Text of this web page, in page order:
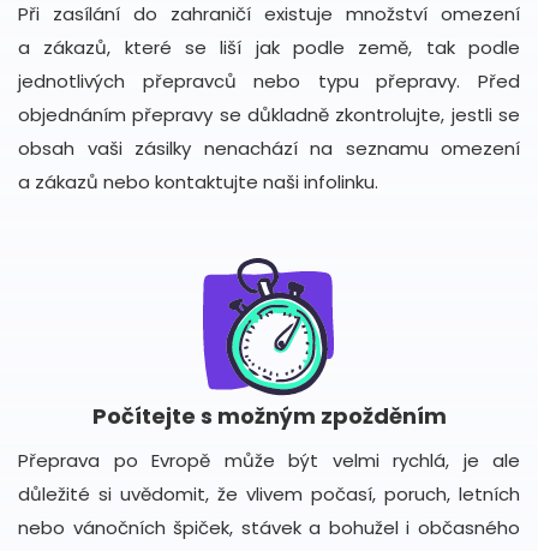
Při zasílání do zahraničí existuje množství omezení
a zákazů, které se liší jak podle země, tak podle
jednotlivých přepravců nebo typu přepravy. Před
objednáním přepravy se důkladně zkontrolujte, jestli se
obsah vaši zásilky nenachází na seznamu omezení
a zákazů nebo kontaktujte naši infolinku.
Počítejte s možným zpožděním
Přeprava po Evropě může být velmi rychlá, je ale
důležité si uvědomit, že vlivem počasí, poruch, letních
nebo vánočních špiček, stávek a bohužel i občasného